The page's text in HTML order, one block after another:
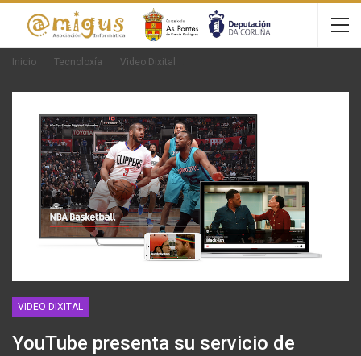
Inicio Tecnoloxía Video Dixital
VIDEO DIXITAL
YouTube presenta su servicio de